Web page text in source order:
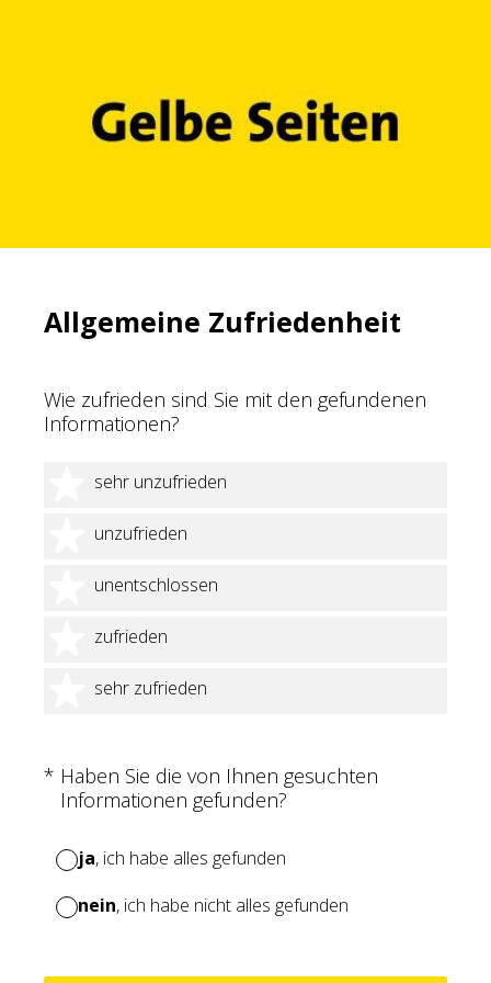
Allgemeine Zufriedenheit
Wie zufrieden sind Sie mit den gefundenen
Informationen?
sehr unzufrieden
1 Stern
unzufrieden
2 Sterne
unentschlossen
3 Sterne
zufrieden
4 Sterne
sehr zufrieden
5 Sterne
* Haben Sie die von Ihnen gesuchten
Informationen gefunden?
(Erforderlich.)
ja, ich habe alles gefunden
nein, ich habe nicht alles gefunden